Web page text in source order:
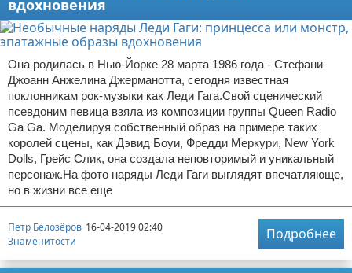
вдохновения
Она родилась в Нью-Йорке 28 марта 1986 года - Стефани
Джоанн Анжелина Джерманотта, сегодня известная
поклонникам рок-музыки как Леди Гага.Свой сценический
псевдоним певица взяла из композиции группы Queen Radio
Ga Ga. Моделируя собственный образ на примере таких
королей сцены, как Дэвид Боуи, Фредди Меркури, New York
Dolls, Грейс Слик, она создала неповторимый и уникальный
персонаж.На фото наряды Леди Гаги выглядят впечатляюще,
но в жизни все еще
Петр Белозёров 16-04-2019 02:40
Знаменитости
Подробнее